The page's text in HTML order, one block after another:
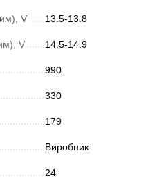
V 13.5-13.8
V 14.5-14.9
990
330
179
Виробник
24